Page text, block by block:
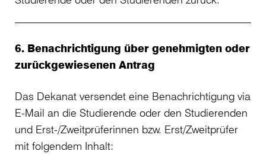
6. Benachrichtigung über genehmigten oder
zurückgewiesenen Antrag
Das Dekanat versendet eine Benachrichtigung via
E-Mail an die Studierende oder den Studierenden
und Erst-/Zweitprüferinnen bzw. Erst/Zweitprüfer
mit folgendem Inhalt: